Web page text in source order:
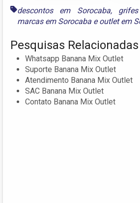
descontos em Sorocaba,
marcas em Sorocaba eoutlet em
Pesquisas Relacionadas
Whatsapp Banana Mix Outlet
Suporte Banana Mix Outlet
Atendimento Banana Mix Outlet
SAC Banana Mix Outlet
Contato Banana Mix Outlet